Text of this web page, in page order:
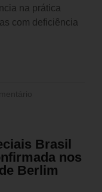
na prática
com deficiência
Brasil
nos
Berlim